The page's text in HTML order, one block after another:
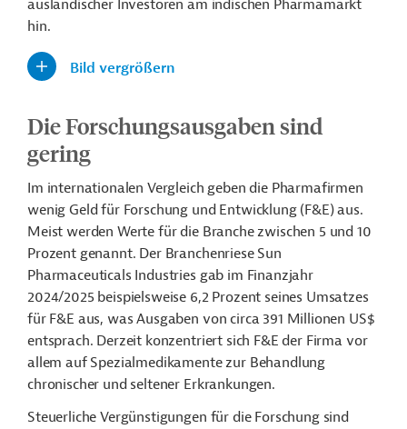
ausländischer Investoren am indischen Pharmamarkt
hin.
Bild vergrößern
Die Forschungsausgaben sind
gering
Im internationalen Vergleich geben die Pharmafirmen
wenig Geld für Forschung und Entwicklung (F&E) aus.
Meist werden Werte für die Branche zwischen 5 und 10
Prozent genannt. Der Branchenriese Sun
Pharmaceuticals Industries gab im Finanzjahr
2024/2025 beispielsweise 6,2 Prozent seines Umsatzes
für F&E aus, was Ausgaben von circa 391 Millionen US$
entsprach. Derzeit konzentriert sich F&E der Firma vor
allem auf Spezialmedikamente zur Behandlung
chronischer und seltener Erkrankungen.
Steuerliche Vergünstigungen für die Forschung sind